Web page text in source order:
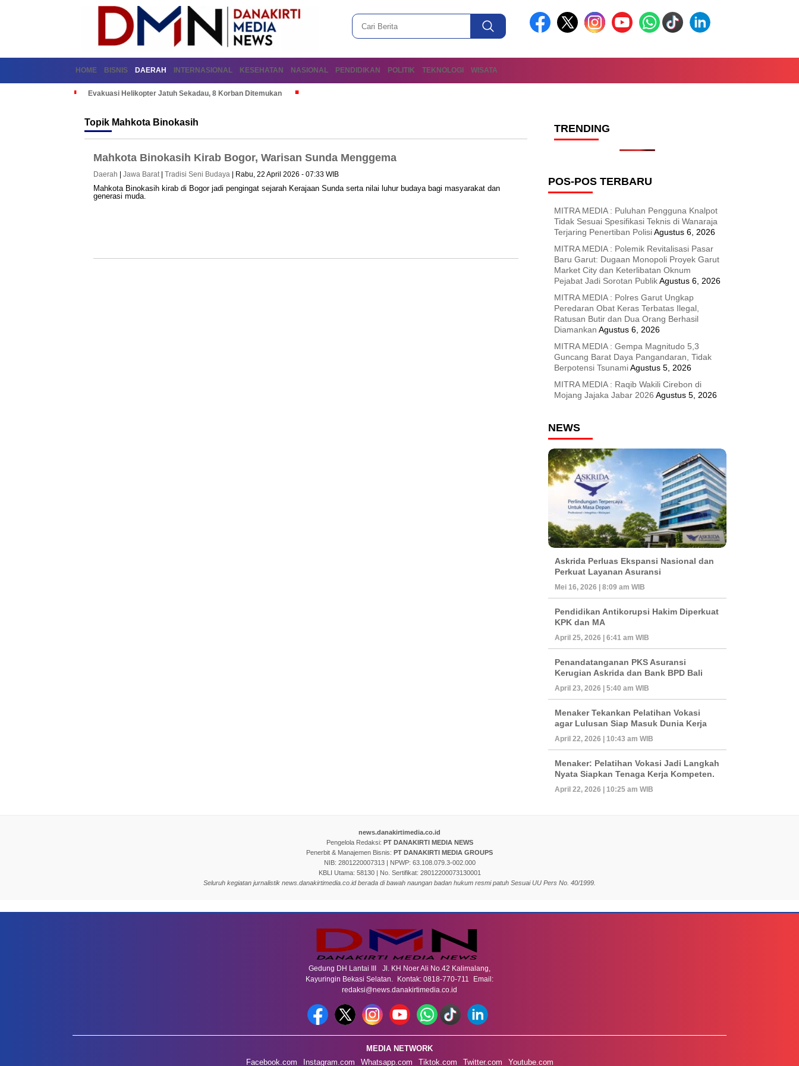
HOME BISNIS DAERAH INTERNASIONAL KESEHATAN NASIONAL PENDIDIKAN POLITIK TEKNOLOGI WISATA
Evakuasi Helikopter Jatuh Sekadau, 8 Korban Ditemukan
Topik Mahkota Binokasih
Mahkota Binokasih Kirab Bogor, Warisan Sunda Menggema
Daerah Jawa Barat| Tradisi Seni Budaya | Rabu, 22 April 2026 - 07:33 WIB
Mahkota Binokasih kirab di Bogor jadi pengingat sejarah Kerajaan Sunda serta nilai luhur budaya bagi masyarakat dan
generasi muda.
TRENDING
POS-POS TERBARU
MITRA MEDIA : Puluhan Pengguna Knalpot
Tidak Sesuai Spesifikasi Teknis di Wanaraja
Terjaring Penertiban PolisiAgustus 6, 2026
MITRA MEDIA : Polemik Revitalisasi Pasar
Baru Garut: Dugaan Monopoli Proyek Garut
Market City dan Keterlibatan Oknum
Pejabat Jadi Sorotan PublikAgustus 6, 2026
MITRA MEDIA : Polres Garut Ungkap
Peredaran Obat Keras Terbatas Ilegal,
Ratusan Butir dan Dua Orang Berhasil
Diamankan Agustus 6, 2026
MITRA MEDIA : Gempa Magnitudo 5,3
Guncang Barat Daya Pangandaran, Tidak
Berpotensi TsunamiAgustus 5, 2026
MITRA MEDIA : Raqib Wakili Cirebon di
Mojang Jajaka Jabar 2026 Agustus 5, 2026
NEWS
Askrida Perluas Ekspansi Nasional dan
Perkuat Layanan Asuransi
Mei 16, 2026 | 8:09 am WIB
Pendidikan Antikorupsi Hakim Diperkuat
KPK dan MA
April 25, 2026 | 6:41 am WIB
Penandatanganan PKS Asuransi
Kerugian Askrida dan Bank BPD Bali
April 23, 2026 | 5:40 am WIB
Menaker Tekankan Pelatihan Vokasi
agar Lulusan Siap Masuk Dunia Kerja
April 22, 2026 | 10:43 am WIB
Menaker: Pelatihan Vokasi Jadi Langkah
Nyata Siapkan Tenaga Kerja Kompeten.
April 22, 2026 | 10:25 am WIB
news.danakirtimedia.co.id
Pengelola Redaksi: PT DANAKIRTI MEDIA NEWS
Penerbit & Manajemen Bisnis: PT DANAKIRTI MEDIA GROUPS
NIB: 2801220007313 | NPWP: 63.108.079.3-002.000
KBLI Utama: 58130 | No. Sertifikat: 28012200073130001
Seluruh kegiatan jurnalistik news.danakirtimedia.co.id berada di bawah naungan badan hukum resmi patuh Sesuai UU Pers No. 40/1999.
Gedung DH Lantai III Jl. KH Noer Ali No.42 Kalimalang,
Kayuringin Bekasi Selatan. Kontak: 0818-770-711 Email:
redaksi@news.danakirtimedia.co.id
MEDIA NETWORK
Facebook.com
Instagram.com Whatsapp.com Tiktok.com Twitter.com Youtube.com